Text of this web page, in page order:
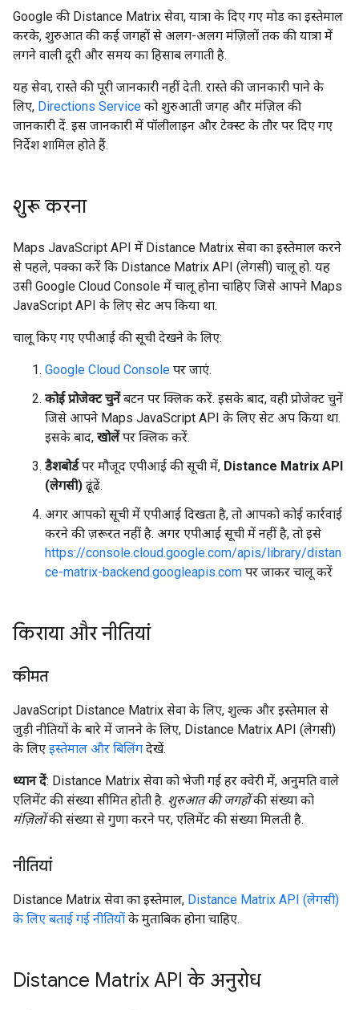
Google की Distance Matrix सेवा, यात्रा के दिए गए मोड का इस्तेमाल
करके, शुरुआत की कई जगहों से अलग-अलग मंज़िलों तक की यात्रा में
लगने वाली दूरी और समय का हिसाब लगाती है.
यह सेवा, रास्ते की पूरी जानकारी नहीं देती. रास्ते की जानकारी पाने के
लिए, Directions Service को शुरुआती जगह और मंज़िल की
जानकारी दें. इस जानकारी में पॉलीलाइन और टेक्स्ट के तौर पर दिए गए
निर्देश शामिल होते हैं.
शुरू करना
Maps JavaScript API में Distance Matrix सेवा का इस्तेमाल करने
से पहले, पक्का करें कि Distance Matrix API (लेगसी) चालू हो. यह
उसी Google Cloud Console में चालू होना चाहिए जिसे आपने Maps
JavaScript API के लिए सेट अप किया था.
चालू किए गए एपीआई की सूची देखने के लिए:
Google Cloud Console पर जाएं.
कोई प्रोजेक्ट चुनेंबटन पर क्लिक करें. इसके बाद, वही प्रोजेक्ट चुनें
जिसे आपने Maps JavaScript API के लिए सेट अप किया था.
इसके बाद, खोलेंपर क्लिक करें.
डैशबोर्डपर मौजूद एपीआई की सूची में, Distance Matrix API
(लेगसी) ढूंढें.
अगर आपको सूची में एपीआई दिखता है, तो आपको कोई कार्रवाई
करने की ज़रूरत नहीं है. अगर एपीआई सूची में नहीं है, तो इसे
https://console.cloud.google.com/apis/library/distan
ce-matrix-backend.googleapis.com पर जाकर चालू करें
किराया और नीतियां
कीमत
JavaScript Distance Matrix सेवा के लिए, शुल्क और इस्तेमाल से
जुड़ी नीतियों के बारे में जानने के लिए, Distance Matrix API (लेगसी)
के लिए इस्तेमाल और बिलिंग देखें.
ध्यान दें: Distance Matrix सेवा को भेजी गई हर क्वेरी में, अनुमति वाले
एलिमेंट की संख्या सीमित होती है. शुरुआत की जगहोंकी संख्या को
मंज़िलोंकी संख्या से गुणा करने पर, एलिमेंट की संख्या मिलती है.
नीतियां
Distance Matrix सेवा का इस्तेमाल, Distance Matrix API (लेगसी)
के लिए बताई गई नीतियों के मुताबिक होना चाहिए.
Distance Matrix API के अनुरोध